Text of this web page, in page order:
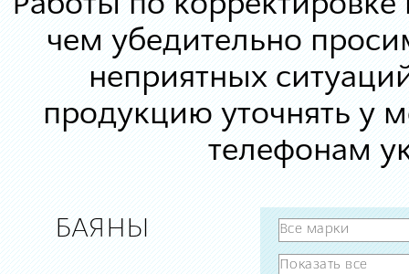
чем убедительно
неприятных
продукцию уточнять у
телефонам
БАЯНЫ